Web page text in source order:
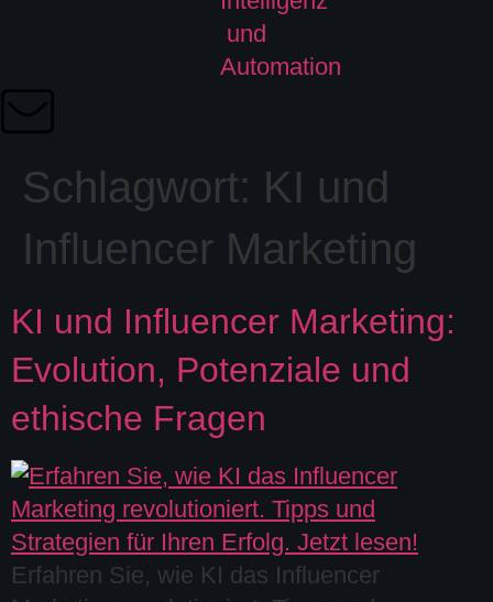
Schlagwort: KI und
Influencer Marketing
KI und Influencer Marketing:
Evolution, Potenziale und
ethische Fragen
Erfahren Sie, wie KI das Influencer